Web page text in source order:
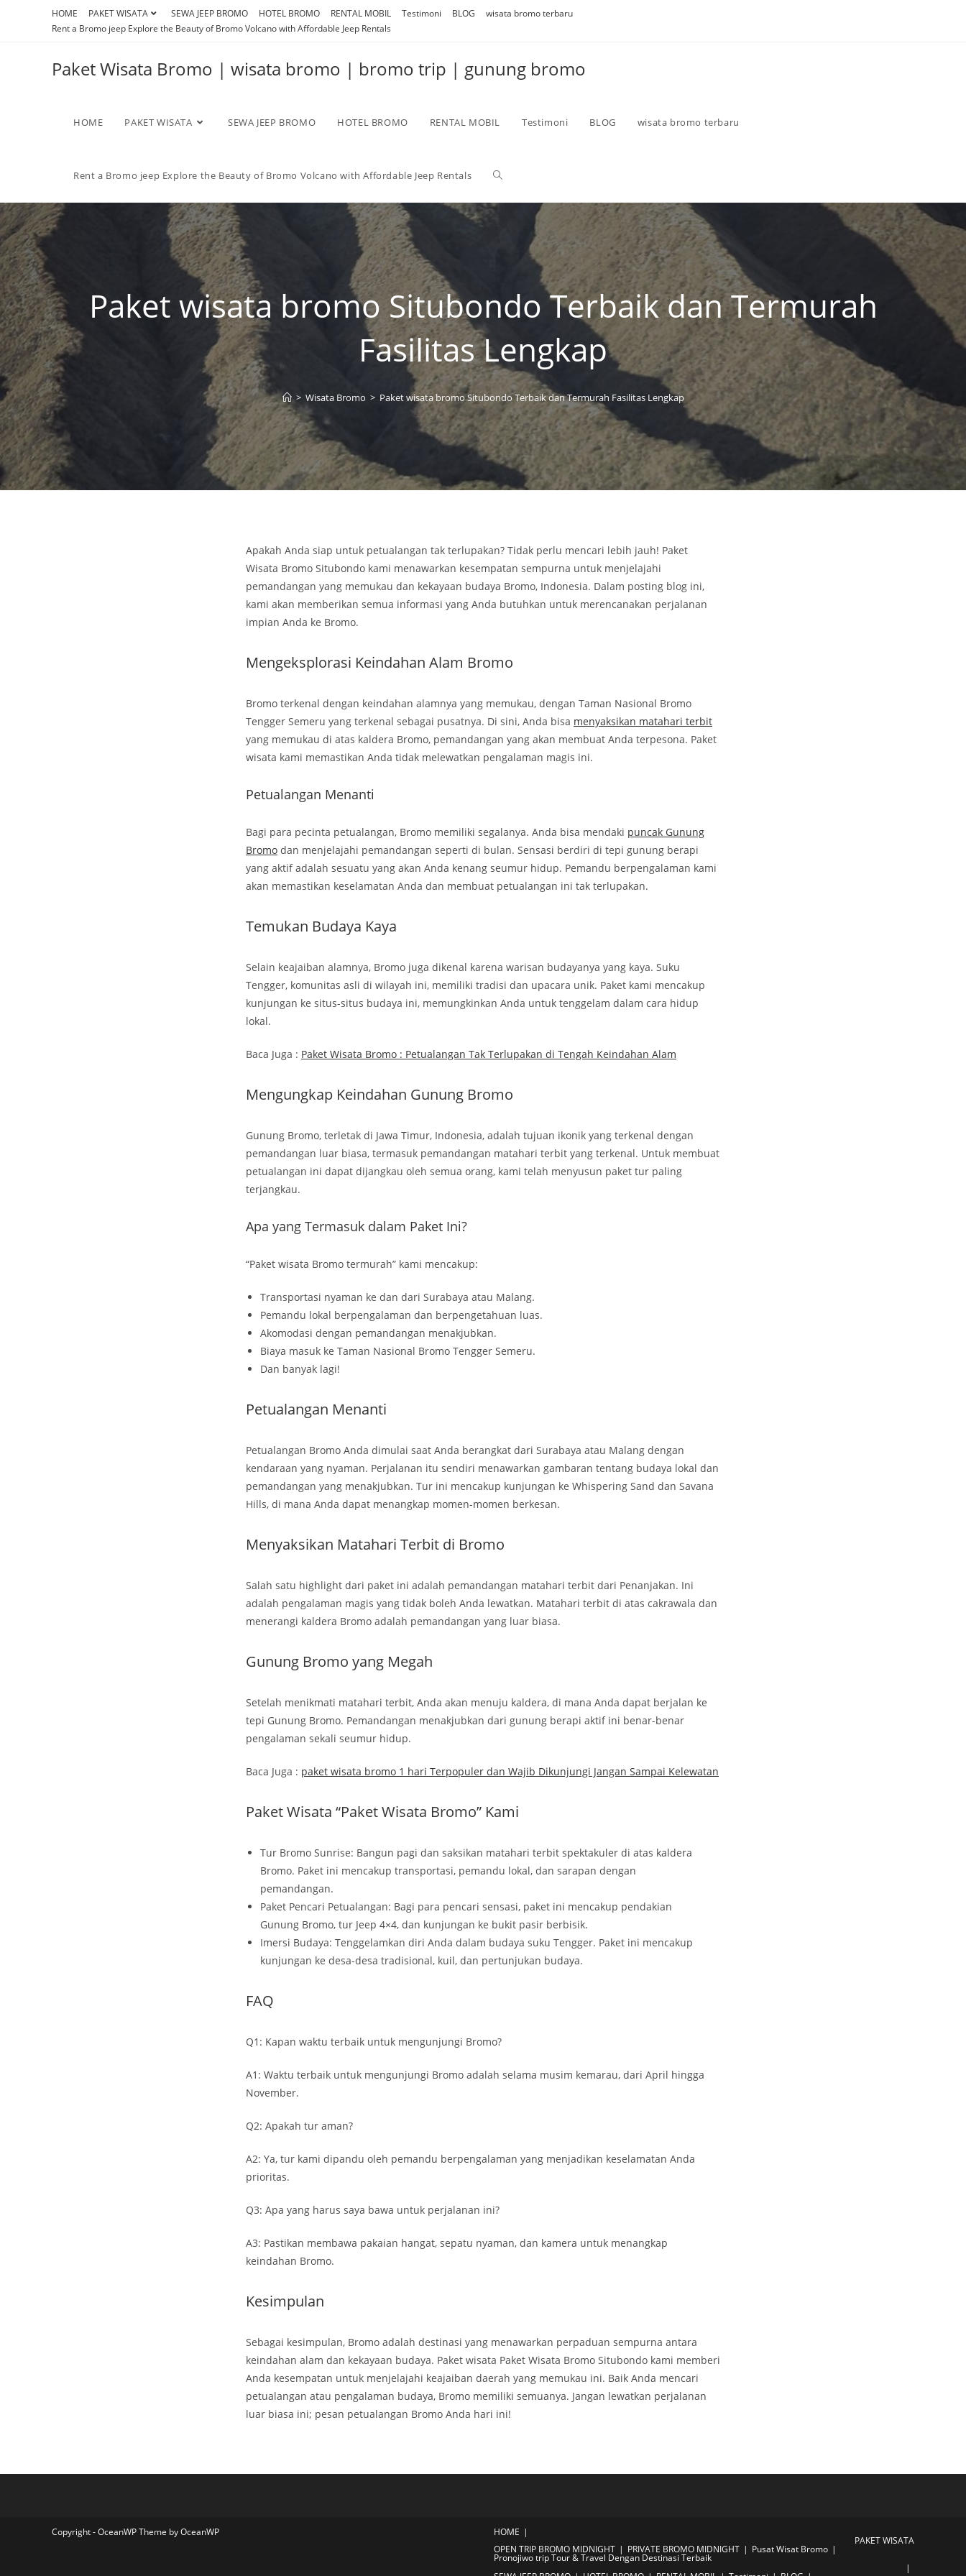
HOME PAKET WISATA SEWA JEEP BROMO HOTEL BROMO RENTAL MOBIL Testimoni BLOG
wisata bromo terbaru
Rent a Bromo jeep Explore the Beauty of Bromo Volcano with Affordable Jeep Rentals
Paket Wisata Bromo | wisata bromo | bromo trip | gunung bromo
HOME PAKET WISATA SEWA JEEP BROMO HOTEL BROMO RENTAL MOBIL Testimoni BLOG wisata bromo terbaru
Rent a Bromo jeep Explore the Beauty of Bromo Volcano with Affordable Jeep Rentals
Paket wisata bromo Situbondo Terbaik dan Termurah
Fasilitas Lengkap
> Wisata Bromo > Paket wisata bromo Situbondo Terbaik dan Termurah Fasilitas Lengkap
Apakah Anda siap untuk petualangan tak terlupakan? Tidak perlu mencari lebih jauh! Paket
Wisata Bromo Situbondo kami menawarkan kesempatan sempurna untuk menjelajahi
pemandangan yang memukau dan kekayaan budaya Bromo, Indonesia. Dalam posting blog ini,
kami akan memberikan semua informasi yang Anda butuhkan untuk merencanakan perjalanan
impian Anda ke Bromo.
Mengeksplorasi Keindahan Alam Bromo
Bromo terkenal dengan keindahan alamnya yang memukau, dengan Taman Nasional Bromo
Tengger Semeru yang terkenal sebagai pusatnya. Di sini, Anda bisa menyaksikan matahari terbit
yang memukau di atas kaldera Bromo, pemandangan yang akan membuat Anda terpesona. Paket
wisata kami memastikan Anda tidak melewatkan pengalaman magis ini.
Petualangan Menanti
Bagi para pecinta petualangan, Bromo memiliki segalanya. Anda bisa mendaki puncak Gunung
Bromo dan menjelajahi pemandangan seperti di bulan. Sensasi berdiri di tepi gunung berapi
yang aktif adalah sesuatu yang akan Anda kenang seumur hidup. Pemandu berpengalaman kami
akan memastikan keselamatan Anda dan membuat petualangan ini tak terlupakan.
Temukan Budaya Kaya
Selain keajaiban alamnya, Bromo juga dikenal karena warisan budayanya yang kaya. Suku
Tengger, komunitas asli di wilayah ini, memiliki tradisi dan upacara unik. Paket kami mencakup
kunjungan ke situs-situs budaya ini, memungkinkan Anda untuk tenggelam dalam cara hidup
lokal.
Baca Juga : Paket Wisata Bromo : Petualangan Tak Terlupakan di Tengah Keindahan Alam
Mengungkap Keindahan Gunung Bromo
Gunung Bromo, terletak di Jawa Timur, Indonesia, adalah tujuan ikonik yang terkenal dengan
pemandangan luar biasa, termasuk pemandangan matahari terbit yang terkenal. Untuk membuat
petualangan ini dapat dijangkau oleh semua orang, kami telah menyusun paket tur paling
terjangkau.
Apa yang Termasuk dalam Paket Ini?
“Paket wisata Bromo termurah” kami mencakup:
Transportasi nyaman ke dan dari Surabaya atau Malang.
Pemandu lokal berpengalaman dan berpengetahuan luas.
Akomodasi dengan pemandangan menakjubkan.
Biaya masuk ke Taman Nasional Bromo Tengger Semeru.
Dan banyak lagi!
Petualangan Menanti
Petualangan Bromo Anda dimulai saat Anda berangkat dari Surabaya atau Malang dengan
kendaraan yang nyaman. Perjalanan itu sendiri menawarkan gambaran tentang budaya lokal dan
pemandangan yang menakjubkan. Tur ini mencakup kunjungan ke Whispering Sand dan Savana
Hills, di mana Anda dapat menangkap momen-momen berkesan.
Menyaksikan Matahari Terbit di Bromo
Salah satu highlight dari paket ini adalah pemandangan matahari terbit dari Penanjakan. Ini
adalah pengalaman magis yang tidak boleh Anda lewatkan. Matahari terbit di atas cakrawala dan
menerangi kaldera Bromo adalah pemandangan yang luar biasa.
Gunung Bromo yang Megah
Setelah menikmati matahari terbit, Anda akan menuju kaldera, di mana Anda dapat berjalan ke
tepi Gunung Bromo. Pemandangan menakjubkan dari gunung berapi aktif ini benar-benar
pengalaman sekali seumur hidup.
Baca Juga : paket wisata bromo 1 hari Terpopuler dan Wajib Dikunjungi Jangan Sampai Kelewatan
Paket Wisata “Paket Wisata Bromo” Kami
Tur Bromo Sunrise: Bangun pagi dan saksikan matahari terbit spektakuler di atas kaldera
Bromo. Paket ini mencakup transportasi, pemandu lokal, dan sarapan dengan
pemandangan.
Paket Pencari Petualangan: Bagi para pencari sensasi, paket ini mencakup pendakian
Gunung Bromo, tur Jeep 4×4, dan kunjungan ke bukit pasir berbisik.
Imersi Budaya: Tenggelamkan diri Anda dalam budaya suku Tengger. Paket ini mencakup
kunjungan ke desa-desa tradisional, kuil, dan pertunjukan budaya.
FAQ
Q1: Kapan waktu terbaik untuk mengunjungi Bromo?
A1: Waktu terbaik untuk mengunjungi Bromo adalah selama musim kemarau, dari April hingga
November.
Q2: Apakah tur aman?
A2: Ya, tur kami dipandu oleh pemandu berpengalaman yang menjadikan keselamatan Anda
prioritas.
Q3: Apa yang harus saya bawa untuk perjalanan ini?
A3: Pastikan membawa pakaian hangat, sepatu nyaman, dan kamera untuk menangkap
keindahan Bromo.
Kesimpulan
Sebagai kesimpulan, Bromo adalah destinasi yang menawarkan perpaduan sempurna antara
keindahan alam dan kekayaan budaya. Paket wisata Paket Wisata Bromo Situbondo kami memberi
Anda kesempatan untuk menjelajahi keajaiban daerah yang memukau ini. Baik Anda mencari
petualangan atau pengalaman budaya, Bromo memiliki semuanya. Jangan lewatkan perjalanan
luar biasa ini; pesan petualangan Bromo Anda hari ini!
HOME
PAKET WISATA
OPEN TRIP BROMO MIDNIGHT PRIVATE BROMO MIDNIGHT Pusat Wisat Bromo
Pronojiwo trip Tour & Travel Dengan Destinasi Terbaik
Copyright - OceanWP Theme by OceanWP